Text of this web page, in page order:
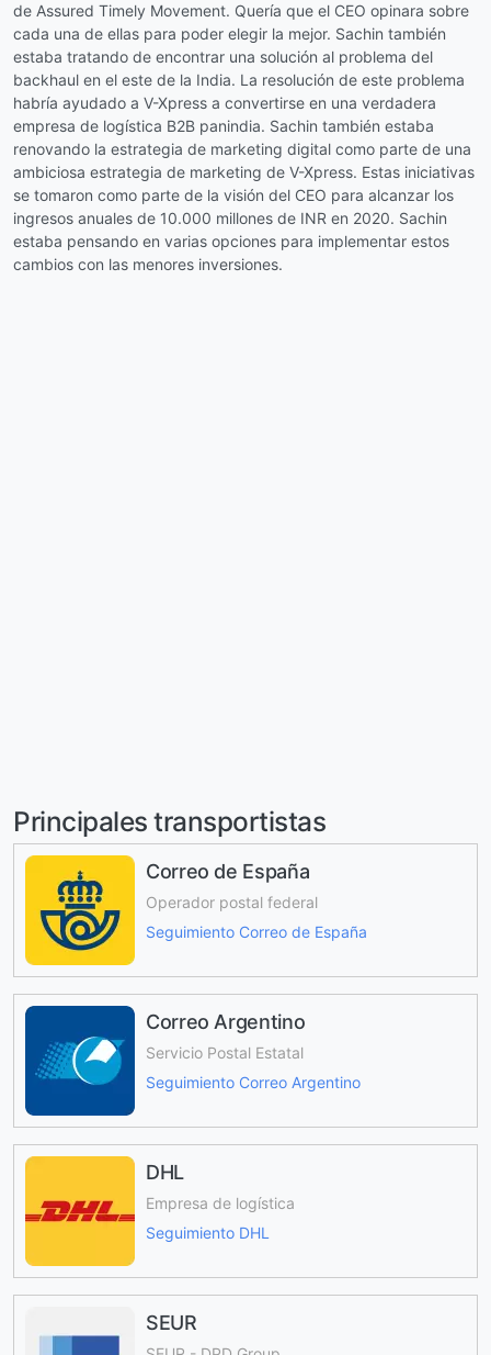
de Assured Timely Movement. Quería que el CEO opinara sobre
cada una de ellas para poder elegir la mejor. Sachin también
estaba tratando de encontrar una solución al problema del
backhaul en el este de la India. La resolución de este problema
habría ayudado a V-Xpress a convertirse en una verdadera
empresa de logística B2B panindia. Sachin también estaba
renovando la estrategia de marketing digital como parte de una
ambiciosa estrategia de marketing de V-Xpress. Estas iniciativas
se tomaron como parte de la visión del CEO para alcanzar los
ingresos anuales de 10.000 millones de INR en 2020. Sachin
estaba pensando en varias opciones para implementar estos
cambios con las menores inversiones.
Principales transportistas
Correo de España
Operador postal federal
Seguimiento Correo de España
Correo Argentino
Servicio Postal Estatal
Seguimiento Correo Argentino
DHL
Empresa de logística
Seguimiento DHL
SEUR